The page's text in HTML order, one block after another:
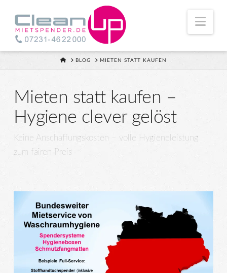
HOMEBLOG MIETEN STATT KAUFEN
Mieten statt kaufen –
Hygiene clever gelöst
Keine Anschaffungskosten – volle Hygieneleistung
zum fairen Preis